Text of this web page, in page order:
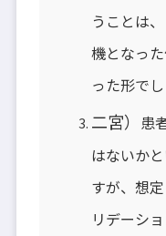
うことは
機となっ
った形で
二宮） 患
はないか
すが、想
リデーシ